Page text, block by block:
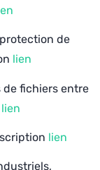
de
lien
de fichiers entre
lien
lien